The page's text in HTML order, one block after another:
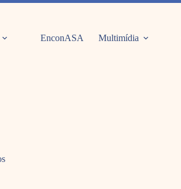
EnconASA Multimídia